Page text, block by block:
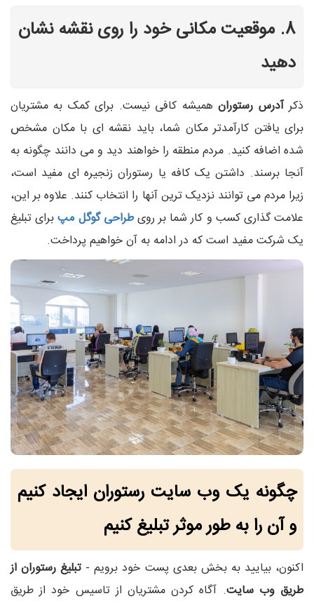
8. موقعیت مکانی خود را روی نقشه نشان
دهید
ذکرآدرس رستورانهمیشه کافی نیست. برای کمک به مشتریان
برای یافتن کارآمدتر مکان شما، باید نقشه ای با مکان مشخص
شده اضافه کنید. مردم منطقه را خواهند دید و می دانند چگونه به
آنجا برسند. داشتن یک کافه یا رستوران زنجیره ای مفید است،
زیرا مردم می توانند نزدیک ترین آنها را انتخاب کنند. علاوه بر این،
علامت گذاری کسب و کار شما بر رویطراحی گوگل مپبرای تبلیغ
یک شرکت مفید است که در ادامه به آن خواهیم پرداخت.
چگونه یک وب سایت رستوران ایجاد کنیم
و آن را به طور موثر تبلیغ کنیم
اکنون، بیایید به بخش بعدی پست خود برویم - تبلیغ رستوران از
طریق وب سایت. آگاه کردن مشتریان از تاسیس خود از طریق